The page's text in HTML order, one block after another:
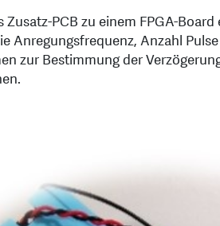
Zusatz-PCB zu einem FPGA-
Anregungsfrequenz, Anzahl
zur Bestimmung der